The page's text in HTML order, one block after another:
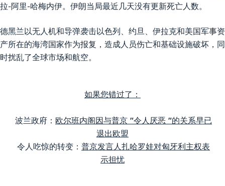
拉-阿里-哈梅内伊。伊朗当局最近几天没有更新死亡人数。
德黑兰以无人机和导弹袭击以色列、约旦、伊拉克和美国军事资
产所在的海湾国家作为报复，造成人员伤亡和基础设施破坏，同
时扰乱了全球市场和航空。
如果您错过了：
波兰政府： 欧尔班内阁因与普京 "令人厌恶 "的关系早已
退出欧盟
令人吃惊的转变： 普京发言人扎哈罗娃对匈牙利主权表
示担忧